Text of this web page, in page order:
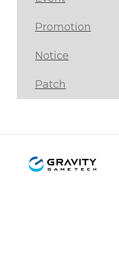
Promotion
Notice
Patch